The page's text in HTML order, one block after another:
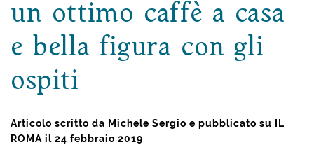
un ottimo caffè a casa
e bella figura con gli
ospiti
Articolo scritto da Michele Sergio e pubblicato su IL
ROMA il 24 febbraio 2019